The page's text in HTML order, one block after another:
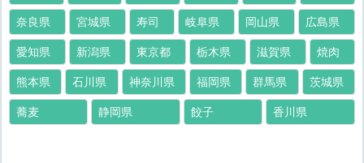
奈良県 宮城県 寿司 岐阜県 岡山県 広島県
愛知県 新潟県 東京都 栃木県 滋賀県 焼肉
熊本県 石川県 神奈川県 福岡県 群馬県 茨城県
蕎麦 静岡県 餃子 香川県